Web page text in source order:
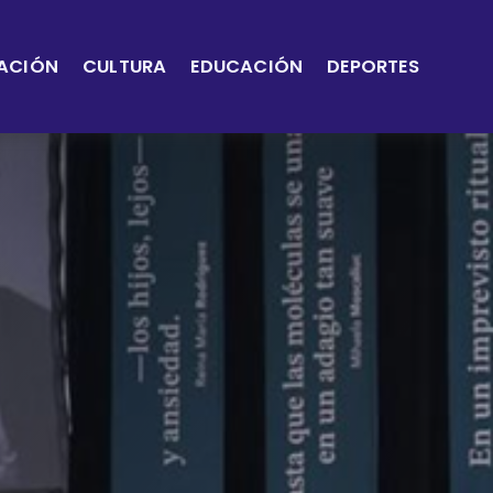
CULTURA EDUCACIÓN DEPORTES